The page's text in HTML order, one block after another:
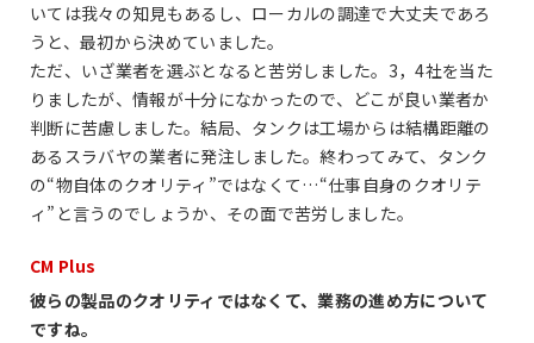
いては我々の知見もあるし、ローカルの調達で大丈夫であろ
うと、最初から決めていました。
ただ、いざ業者を選ぶとなると苦労しました。3，4社を当た
りましたが、情報が十分になかったので、どこが良い業者か
判断に苦慮しました。結局、タンクは工場からは結構距離の
あるスラバヤの業者に発注しました。終わってみて、タンク
の“物自体のクオリティ”ではなくて…“仕事自身のクオリテ
ィ”と言うのでしょうか、その面で苦労しました。
CM Plus
彼らの製品のクオリティではなくて、業務の進め方について
ですね。